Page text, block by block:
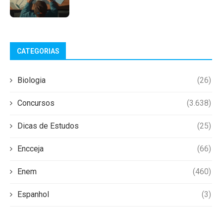
CATEGORIAS
Biologia (26)
Concursos (3.638)
Dicas de Estudos (25)
Encceja (66)
Enem (460)
Espanhol (3)